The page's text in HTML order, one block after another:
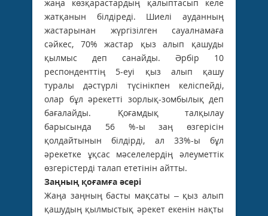
жаңа көзқарастардың қалыптасып келе
жатқанын білдіреді. Шиелі ауданның
жастарынан жүргізілген сауалнамаға
сәйкес, 70% жастар қыз алып қашуды
қылмыс деп санайды. Әрбір 10
респонденттің 5-еуі қыз алып қашу
туралы дәстүрлі түсінікпен келіспейді,
олар бұл әрекетті зорлық-зомбылық деп
бағалайды. Қоғамдық талқылау
барысында 56 %-ы заң өзгерісін
қолдайтынын білдірді, ал 33%-ы бұл
әрекетке ұқсас мәселелердің әлеуметтік
өзгерістерді талап ететінін айтты.
Заңның қоғамға әсері
Жаңа заңның басты мақсаты – қыз алып
қашудың қылмыстық әрекет екенін нақты